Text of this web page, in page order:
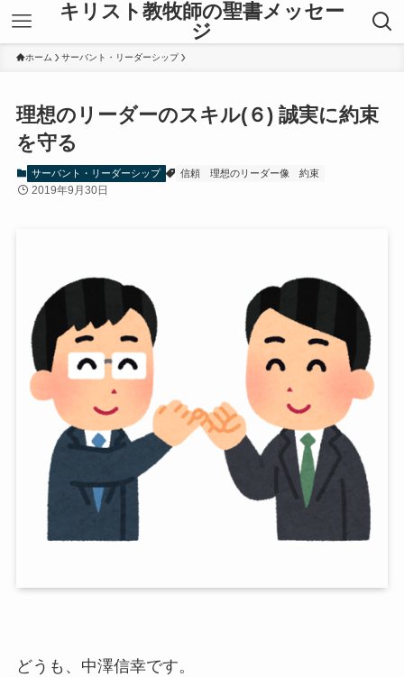
キリスト教牧師の聖書メッセー
ジ
ホーム サーバント・リーダーシップ
理想のリーダーのスキル(６) 誠実に約束
を守る
サーバント・リーダーシップ 信頼 理想のリーダー像 約束
2019年9月30日
どうも、中澤信幸です。